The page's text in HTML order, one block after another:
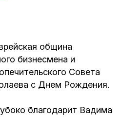
община
бизнесмена и
Совета
с Днем Рождения.
благодарит Вадима